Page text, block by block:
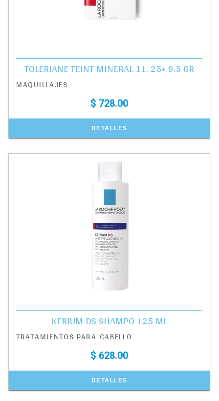
TOLERIANE TEINT MINERAL 11. 25+ 9.5 GR
MAQUILLAJES
$ 728.00
DETALLES
KERIUM DS SHAMPO 125 ML
TRATAMIENTOS PARA CABELLO
$ 628.00
DETALLES